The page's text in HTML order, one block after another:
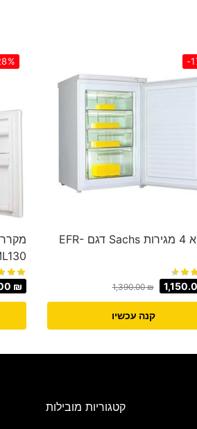
-
מקפיא 4 מגירות Sachs דגם EFR-
1,390.00₪
קנה עכשיו
₪
קטגוריות מובילות